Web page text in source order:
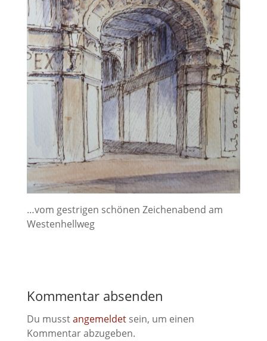
…vom gestrigen schönen Zeichenabend am
Westenhellweg
Kommentar absenden
Du musstangemeldetsein, um einen
Kommentar abzugeben.